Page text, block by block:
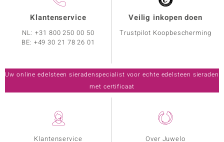
Klantenservice
Over Juwelo
Klantenservice
NL:+31 800 250 00 50
BE: +49 30 21 78 26 01
Veilig inkopen doen
Trustpilot Koopbescherming
Uw online edelsteen sieradenspecialist voor echte edelsteen sieraden
met certificaat